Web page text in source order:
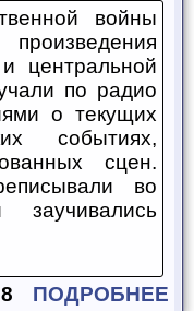
войны
центральной
по радио
о текущих
событиях,
сцен.
во
ПОДРОБНЕЕ